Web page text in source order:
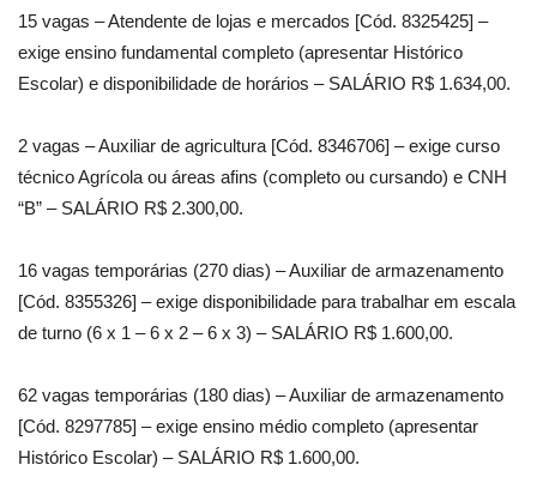
15 vagas – Atendente de lojas e mercados [Cód. 8325425] –
exige ensino fundamental completo (apresentar Histórico
Escolar) e disponibilidade de horários – SALÁRIO R$ 1.634,00.
2 vagas – Auxiliar de agricultura [Cód. 8346706] – exige curso
técnico Agrícola ou áreas afins (completo ou cursando) e CNH
“B” – SALÁRIO R$ 2.300,00.
16 vagas temporárias (270 dias) – Auxiliar de armazenamento
[Cód. 8355326] – exige disponibilidade para trabalhar em escala
de turno (6 x 1 – 6 x 2 – 6 x 3) – SALÁRIO R$ 1.600,00.
62 vagas temporárias (180 dias) – Auxiliar de armazenamento
[Cód. 8297785] – exige ensino médio completo (apresentar
Histórico Escolar) – SALÁRIO R$ 1.600,00.